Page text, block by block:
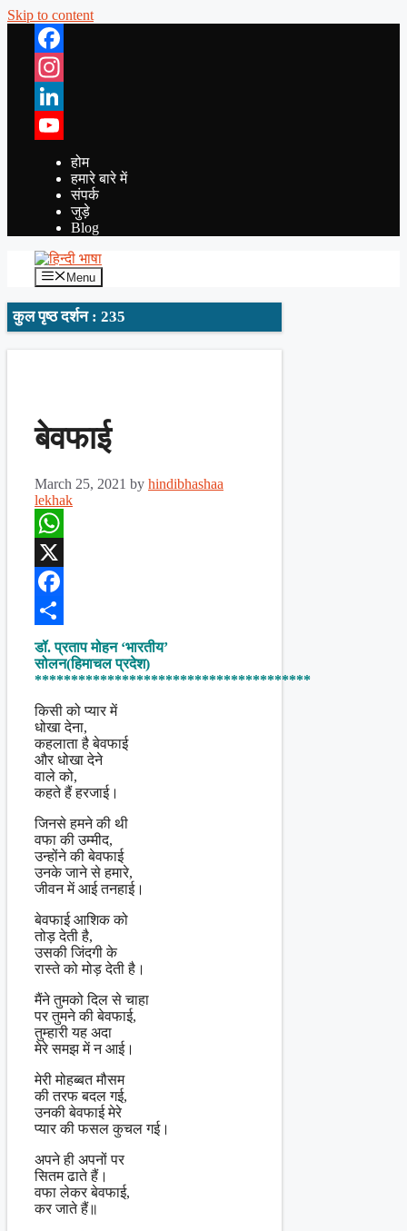
Skip to content
Facebook
Instagram
LinkedIn
YouTube
होम
हमारे बारे में
संपर्क
जुड़े
Blog
Menu
कुल पृष्ठ दर्शन : 235
बेवफाई
March 25, 2021 by hindibhashaa
lekhak
WhatsApp
X
Facebook
Share
डॉ. प्रताप मोहन ‘भारतीय’
सोलन(हिमाचल प्रदेश)
**************************************
किसी को प्यार में
धोखा देना,
कहलाता है बेवफाई
और धोखा देने
वाले को,
कहते हैं हरजाई।
जिनसे हमने की थी
वफा की उम्मीद,
उन्होंने की बेवफाई
उनके जाने से हमारे,
जीवन में आई तनहाई।
बेवफाई आशिक को
तोड़ देती है,
उसकी जिंदगी के
रास्ते को मोड़ देती है।
मैंने तुमको दिल से चाहा
पर तुमने की बेवफाई,
तुम्हारी यह अदा
मेरे समझ में न आई।
मेरी मोहब्बत मौसम
की तरफ बदल गई,
उनकी बेवफाई मेरे
प्यार की फसल कुचल गई।
अपने ही अपनों पर
सितम ढाते हैं।
वफा लेकर बेवफाई,
कर जाते हैं॥